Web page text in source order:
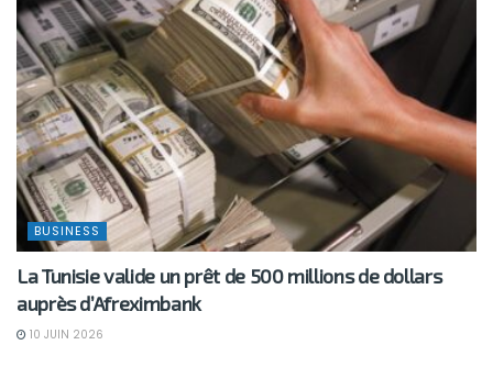
BUSINESS
La Tunisie valide un prêt de 500 millions de dollars
auprès d’Afreximbank
10 JUIN 2026